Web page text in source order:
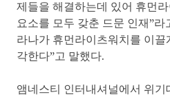
제들을 해결하는데 있어 휴먼
요소를 모두 갖춘 드문 인재”라
라나가 휴먼라이츠워치를 이끌
각한다”고 말했다.
앰네스티 인터내셔널에서 위